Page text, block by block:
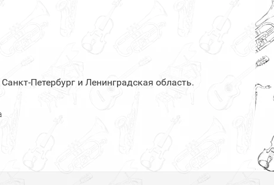
Петербург и Ленинградская область.